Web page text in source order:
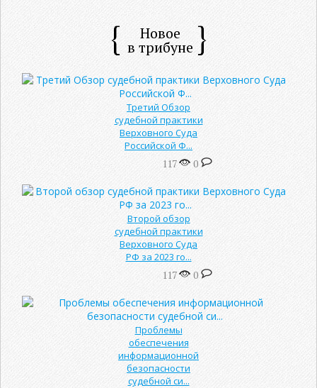
Новое
в трибуне
Третий Обзор
судебной практики
Верховного Суда
Российской Ф...
117 0
Второй обзор
судебной практики
Верховного Суда
РФ за 2023 го...
117 0
Проблемы
обеспечения
информационной
безопасности
судебной си...